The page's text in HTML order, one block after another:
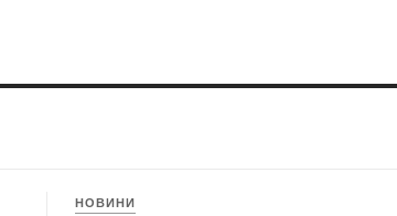
НОВИНИ